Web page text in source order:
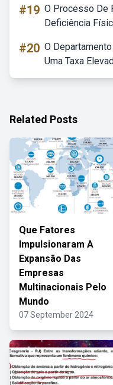
#19 O Processo De
Deficiência
#20 O
Uma Taxa
Related Posts
Que Fatores
Impulsionaram A
Expansão Das
Empresas
Multinacionais Pelo
Mundo
07 September 2024